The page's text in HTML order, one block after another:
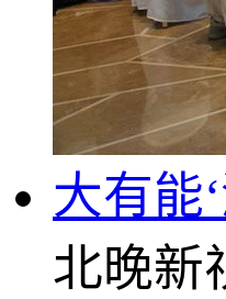
大有能
北晚新